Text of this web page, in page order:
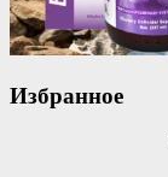
Избранное